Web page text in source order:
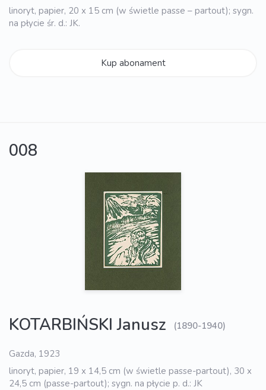
linoryt, papier, 20 x 15 cm (w świetle passe – partout); sygn.
na płycie śr. d.: JK.
Kup abonament
008
KOTARBIŃSKI Janusz (1890-1940)
Gazda, 1923
linoryt, papier, 19 x 14,5 cm (w świetle passe-partout), 30 x
24,5 cm (passe-partout); sygn. na płycie p. d.: JK